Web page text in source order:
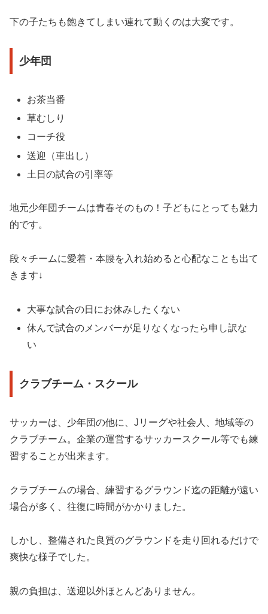
下の子たちも飽きてしまい連れて動くのは大変です。
少年団
お茶当番
草むしり
コーチ役
送迎（車出し）
土日の試合の引率等
地元少年団チームは青春そのもの！子どもにとっても魅力
的です。
段々チームに愛着・本腰を入れ始めると心配なことも出て
きます↓
大事な試合の日にお休みしたくない
休んで試合のメンバーが足りなくなったら申し訳な
い
クラブチーム・スクール
サッカーは、少年団の他に、Jリーグや社会人、地域等の
クラブチーム。企業の運営するサッカースクール等でも練
習することが出来ます。
クラブチームの場合、練習するグラウンド迄の距離が遠い
場合が多く、往復に時間がかかりました。
しかし、整備された良質のグラウンドを走り回れるだけで
爽快な様子でした。
親の負担は、送迎以外ほとんどありません。